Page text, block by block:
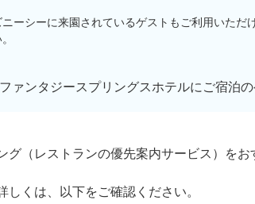
ーシーに来園されているゲストもご利用いた
ァンタジースプリングスホテルにご宿泊
グ（レストランの優先案内サービス）を
くは、以下をご確認ください。